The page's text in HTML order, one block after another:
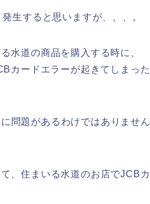
生すると思いますが、、、。
水道の商品を購入する時に、
カードエラーが起きてしまった
問題があるわけではありません
、住まいる水道のお店でJCBカ